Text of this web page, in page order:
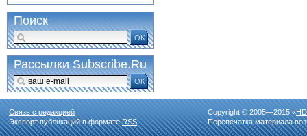
Поиск
ОК
Рассылки Subscribe.Ru
ОК
Связь с редакцией
Экспорт публикаций в форматеRSS
Copyright © 2005—2015 «
Перепечатка материала